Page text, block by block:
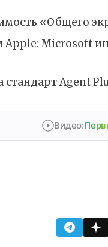
«Общего
Apple: Microsoft
стандарт Agent
Видео: